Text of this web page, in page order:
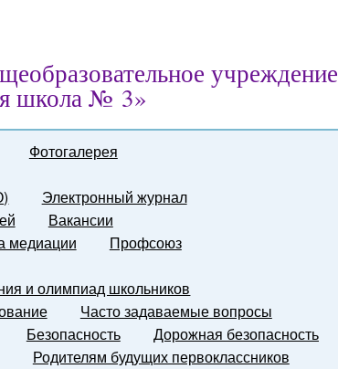
учреждение
школа № 3»
Фотогалерея
Электронный журнал
Вакансии
медиации
Профсоюз
и олимпиад школьников
Часто задаваемые вопросы
Безопасность
Дорожная безопасность
Родителям будущих первоклассников